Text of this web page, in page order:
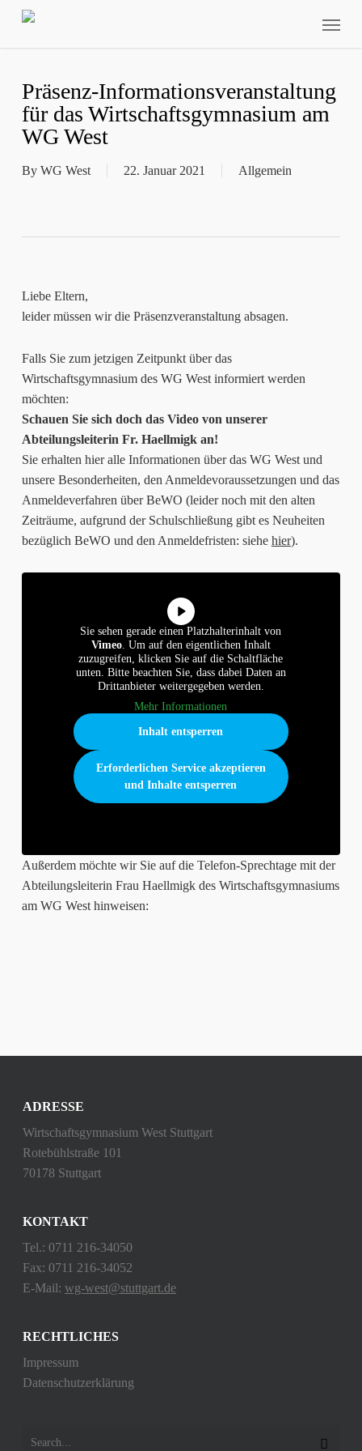
Skip
Präsenz-Informationsveranstaltung
für das Wirtschaftsgymnasium am
WG West
By WG West 22. Januar 2021 Allgemein
Liebe Eltern,
leider müssen wir die Präsenzveranstaltung absagen.
Falls Sie zum jetzigen Zeitpunkt über das
Wirtschaftsgymnasium des WG West informiert werden
möchten:
Schauen Sie sich doch das Video von unserer
Abteilungsleiterin Fr. Haellmigk an!
Sie erhalten hier alle Informationen über das WG West und
unsere Besonderheiten, den Anmeldevoraussetzungen und das
Anmeldeverfahren über BeWO (leider noch mit den alten
Zeiträume, aufgrund der Schulschließung gibt es Neuheiten
bezüglich BeWO und den Anmeldefristen: siehe hier).
Sie sehen gerade einen Platzhalterinhalt von
Vimeo. Um auf den eigentlichen Inhalt
zuzugreifen, klicken Sie auf die Schaltfläche
unten. Bitte beachten Sie, dass dabei Daten an
Drittanbieter weitergegeben werden.
Mehr Informationen
Inhalt entsperren
Erforderlichen Service akzeptieren
und Inhalte entsperren
Außerdem möchte wir Sie auf die Telefon-Sprechtage mit der
Abteilungsleiterin Frau Haellmigk des Wirtschaftsgymnasiums
am WG West hinweisen:
ADRESSE
Wirtschaftsgymnasium West Stuttgart
Rotebühlstraße 101
70178 Stuttgart
KONTAKT
Tel.: 0711 216-34050
Fax: 0711 216-34052
E-Mail: wg-west@stuttgart.de
RECHTLICHES
Impressum
Datenschutzerklärung